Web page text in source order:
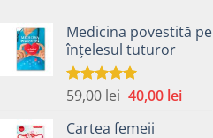
Medicina povestită pe
înțelesul tuturor
Evaluat la
59,00lei Prețul
a
40,00 leiPrețul
Cartea femeii